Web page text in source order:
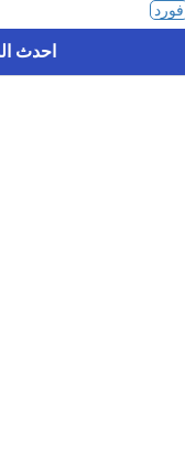
فورد
احدث